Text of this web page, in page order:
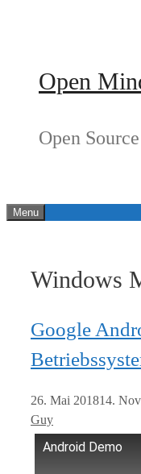
Open
Open
Menu
Windows
Google
26. Mai 201814.
Guy
Android Demo